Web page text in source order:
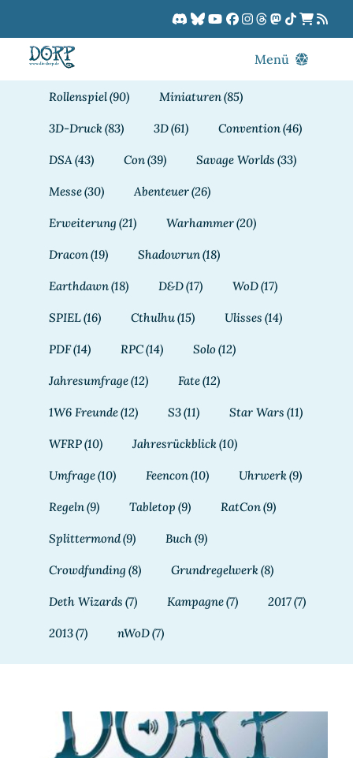
springen
Menü
Rollenspiel(90) Miniaturen(85)
3D-Druck(83) 3D(61) Convention(46)
DSA (43) Con(39) Savage Worlds (33)
Messe(30) Abenteuer(26)
Erweiterung (21) Warhammer(20)
Dracon(19) Shadowrun(18)
Earthdawn(18) D&D(17) WoD(17)
SPIEL(16) Cthulhu(15) Ulisses (14)
PDF(14) RPC(14) Solo(12)
Jahresumfrage(12) Fate(12)
1W6 Freunde(12) S3(11) Star Wars (11)
WFRP(10) Jahresrückblick(10)
Umfrage(10) Feencon(10) Uhrwerk(9)
Regeln(9) Tabletop (9) RatCon(9)
Splittermond(9) Buch(9)
Crowdfunding (8) Grundregelwerk(8)
Deth Wizards (7) Kampagne(7) 2017(7)
2013(7) nWoD(7)